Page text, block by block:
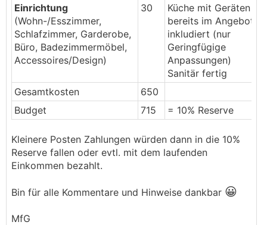
Einrichtung
(Wohn-/Esszimmer,
Schlafzimmer, Garderobe,
Büro, Badezimmermöbel,
Accessoires/Design)
30
Küche mit Geräten
bereits im Angebot
inkludiert (nur
Geringfügige
Anpassungen)
Sanitär fertig
Gesamtkosten
650
Budget
715 = 10% Reserve
Kleinere Posten Zahlungen würden dann in die 10%
Reserve fallen oder evtl. mit dem laufenden
Einkommen bezahlt.
Bin für alle Kommentare und Hinweise dankbar 😀
MfG